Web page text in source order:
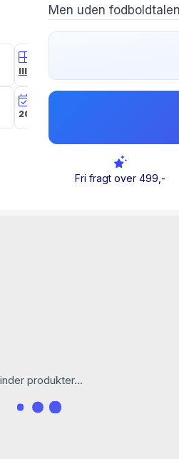
Illustrationer
Udg. Dato:
20 aug 2024
Men uden
Nathan har det med
banen. Han er
egentlig var skyld i,
typer op fra fortiden
Humoristisk
sit tegneseriekram og
klassisk fransk
dosis nuttethed.
sjov historie om den
Fri fragt over 499,-
produkter...